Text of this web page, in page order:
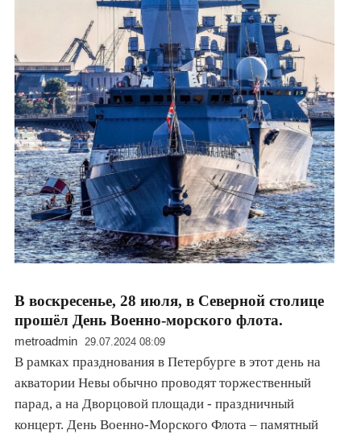
В воскресенье, 28 июля, в Северной столице
прошёл День Военно-морского флота.
metroadmin 29.07.2024 08:09
В рамках празднования в Петербурге в этот день на
акватории Невы обычно проводят торжественный
парад, а на Дворцовой площади - праздничный
концерт. День Военно-Морского Флота – памятный